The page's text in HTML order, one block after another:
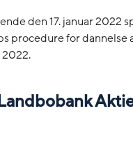
den 17. januar 2022
procedure for dannelse